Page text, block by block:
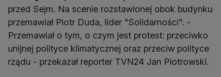
przed Sejm. Na scenie rozstawionej obok budynku
przemawiał Piotr Duda, lider "Solidarności". -
Przemawiał o tym, o czym jest protest: przeciwko
unijnej polityce klimatycznej oraz przeciw polityce
rządu - przekazał reporter TVN24 Jan Piotrowski.